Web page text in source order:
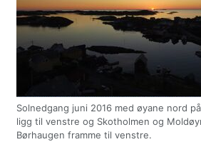
Solnedgang juni 2016 med øyane nord
ligg til venstre og Skotholmen og
Børhaugen framme til venstre.